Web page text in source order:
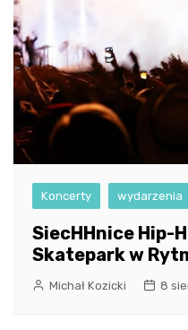
Koncerty wydarzenia
SiecHHnice Hip-
Skatepark w
Michał Kozicki 8